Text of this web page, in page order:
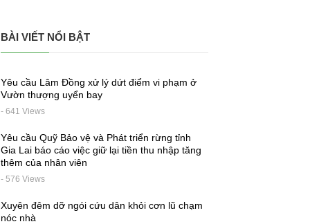
BÀI VIẾT NỔI BẬT
Yêu cầu Lâm Đồng xử lý dứt điểm vi phạm ở
Vườn thượng uyển bay
- 641 Views
Yêu cầu Quỹ Bảo vệ và Phát triển rừng tỉnh
Gia Lai báo cáo việc giữ lại tiền thu nhập tăng
thêm của nhân viên
- 576 Views
Xuyên đêm dỡ ngói cứu dân khỏi cơn lũ chạm
nóc nhà